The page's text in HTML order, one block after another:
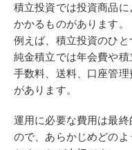
積立投資では投資商品
かかるものがあります。
例えば、積立投資のひと
純金積立では年会費や
手数料、送料、口座管
があります。
運用に必要な費用は最
ので、あらかじめどの